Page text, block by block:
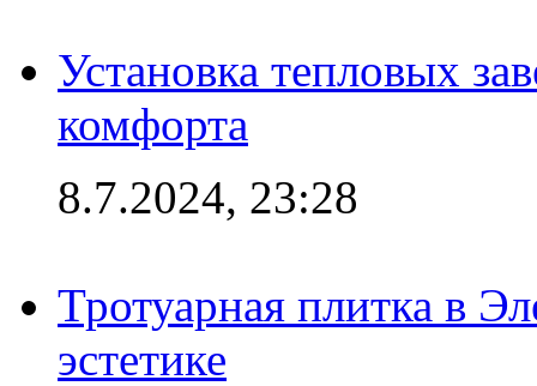
Установка тепловых
комфорта
8.7.2024, 23:28
Тротуарная плитка в
эстетике